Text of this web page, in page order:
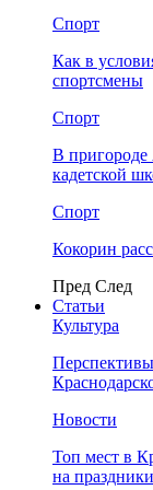
Спорт
Как в
спортсмены
Спорт
В пригороде
кадетской
Спорт
Кокорин
Пред След
Статьи
Культура
Перспективы
Новости
Топ мест в
на праздники